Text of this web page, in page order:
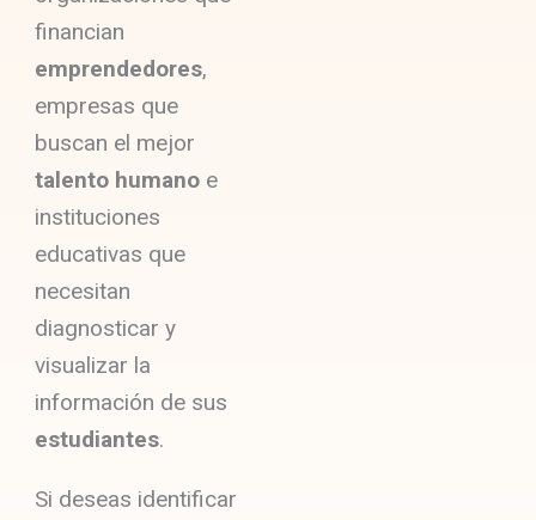
financian
emprendedores,
empresas que
buscan el mejor
talento humano e
instituciones
educativas que
necesitan
diagnosticar y
visualizar la
información de sus
estudiantes.
Si deseas identificar